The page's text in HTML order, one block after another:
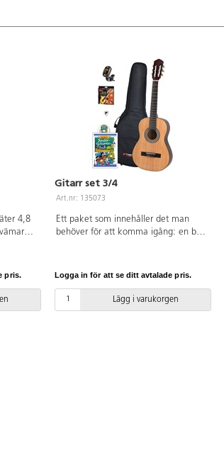
4,8
pris.
Gitarr set 3/4
Art.nr: 135073
Ett paket som innehåller det man
behöver för att komma igång: en bra
Logga in för att se ditt avtalade pris.
Lägg i varukorgen